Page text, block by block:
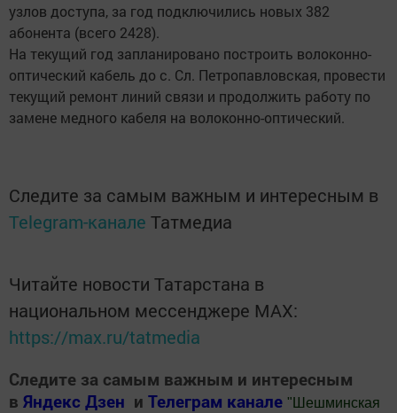
узлов доступа, за год подключились новых 382
абонента (всего 2428).
На текущий год запланировано построить волоконно-
оптический кабель до с. Сл. Петропавловская, провести
текущий ремонт линий связи и продолжить работу по
замене медного кабеля на волоконно-оптический.
Следите за самым важным и интересным в
Telegram-канале Татмедиа
Читайте новости Татарстана в
национальном мессенджере MАХ:
https://max.ru/tatmedia
Следите за самым важным и интересным
в Яндекс Дзен и Телеграм канале " Шешминская